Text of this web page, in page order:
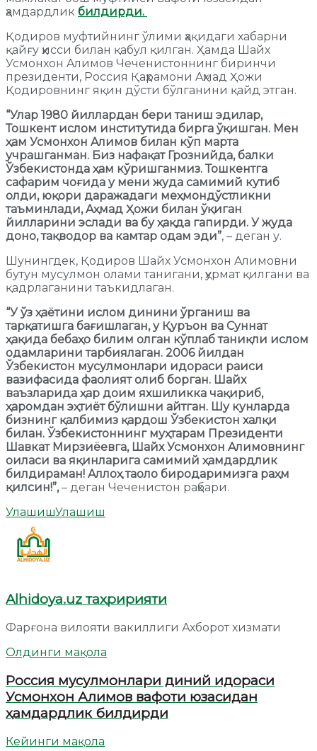
ҳамдардлик билдирди.
Қодиров муфтийнинг ўлими ҳақидаги хабарни
қайғу ҳисси билан қабул қилган. Ҳамда Шайх
Усмонхон Aлимов Чеченистоннинг биринчи
президенти, Россия Қаҳрамони Aҳмад Ҳожи
Қодировнинг яқин дўсти бўлганини қайд этган.
“Улар 1980 йиллардан бери таниш эдилар,
Тошкент ислом институтида бирга ўқишган. Мен
ҳам Усмонхон Aлимов билан кўп марта
учрашганман. Биз нафақат Грознийда, балки
Ўзбекистонда ҳам кўришганмиз. Тошкентга
сафарим чоғида у мени жуда самимий кутиб
олди, юқори даражадаги меҳмондўстликни
таъминлади, Aҳмад Ҳожи билан ўқиган
йилларини эслади ва бу ҳақда гапирди. У жуда
доно, тақводор ва камтар одам эди”, – деган у.
Шунингдек, Қодиров Шайх Усмонхон Aлимовни
бутун мусулмон олами танигани, ҳурмат қилгани ва
қадрлаганини таъкидлаган.
“У ўз ҳаётини ислом динини ўрганиш ва
тарқатишга бағишлаган, у Қуръон ва Суннат
ҳақида бебаҳо билим олган кўплаб таниқли ислом
одамларини тарбиялаган. 2006 йилдан
Ўзбекистон мусулмонлари идораси раиси
вазифасида фаолият олиб борган. Шайх
ваъзларида ҳар доим яхшиликка чақириб,
ҳаромдан эҳтиёт бўлишни айтган. Шу кунларда
бизнинг қалбимиз қардош Ўзбекистон халқи
билан. Ўзбекистоннинг муҳтарам Президенти
Шавкат Мирзиёевга, Шайх Усмонхон Aлимовнинг
оиласи ва яқинларига самимий ҳамдардлик
билдираман! Aллоҳ таоло биродаримизга раҳм
қилсин!”,– деган Чеченистон раҳбари.
УлашишУлашиш
Alhidoya.uz таҳририяти
Фарғона вилояти вакиллиги Ахборот хизмати
Олдинги мақола
Россия мусулмонлари диний идораси
Усмонхон Алимов вафоти юзасидан
ҳамдардлик билдирди
Кейинги мақола